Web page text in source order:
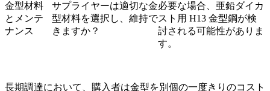
金型材料
とメンテ
ナンス
サプライヤーは適切な金
型材料を選択し、維持で
きますか？
必要な場合、 亜鉛ダイカ
スト用 H13 金型鋼が検
討される可能性がありま
す。
長期調達において、購入者は金型を別個の一度きりのコスト